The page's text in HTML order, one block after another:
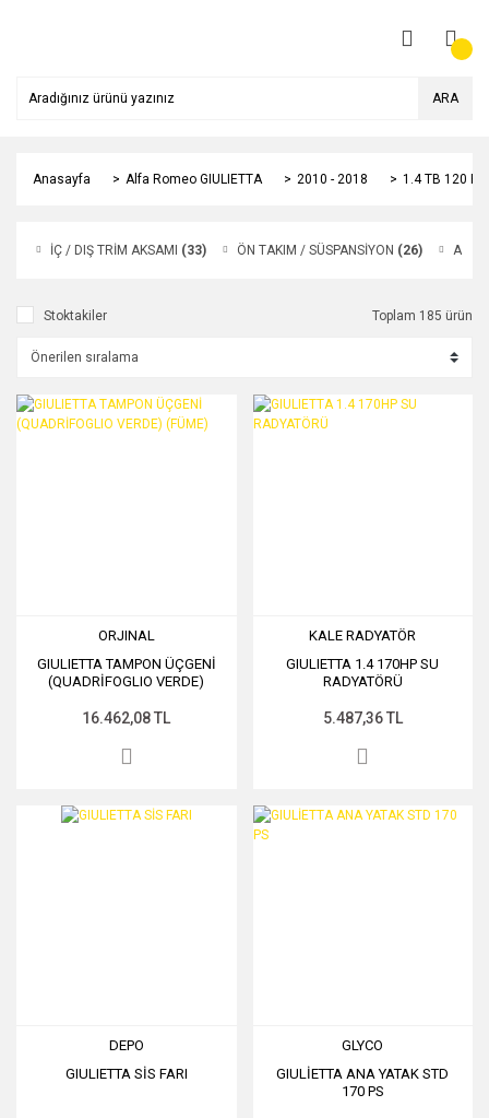
ARA
Anasayfa Alfa Romeo GIULIETTA 2010 - 2018 1.4 TB 120 HP
İÇ / DIŞ TRİM AKSAMI (33) ÖN TAKIM / SÜSPANSİYON (26)
Stoktakiler Toplam 185 ürün
ORJINAL
GIULIETTA TAMPON ÜÇGENİ
(QUADRİFOGLIO VERDE)
16.462,08 TL
KALE RADYATÖR
GIULIETTA 1.4 170HP SU
RADYATÖRÜ
5.487,36 TL
DEPO
GIULIETTA SİS FARI
GLYCO
GIULİETTA ANA YATAK STD
170 PS